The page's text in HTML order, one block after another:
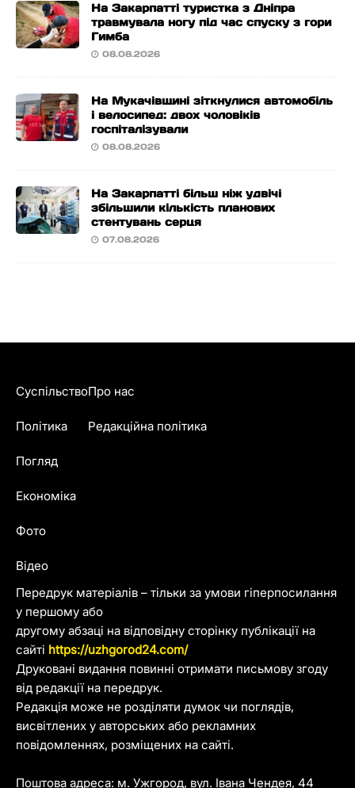
На Закарпатті туристка з Дніпра
травмувала ногу під час спуску з гори
Гимба
08.08.2026
На Мукачівщині зіткнулися автомобіль
і велосипед: двох чоловіків
госпіталізували
08.08.2026
На Закарпатті більш ніж удвічі
збільшили кількість планових
стентувань серця
07.08.2026
Передрук матеріалів – тільки за умови гіперпосилання
у першому або
другому абзаці на відповідну сторінку публікації на
сайті https://uzhgorod24.com/
Друковані видання повинні отримати письмову згоду
від редакції на передрук.
Редакція може не розділяти думок чи поглядів,
висвітлених у авторських або рекламних
повідомленнях, розміщених на сайті.
Поштова адреса: м. Ужгород, вул. Івана Чендея, 44
Суспільство
Політика
Погляд
Економіка
Фото
Відео
Про нас
Редакційна політика